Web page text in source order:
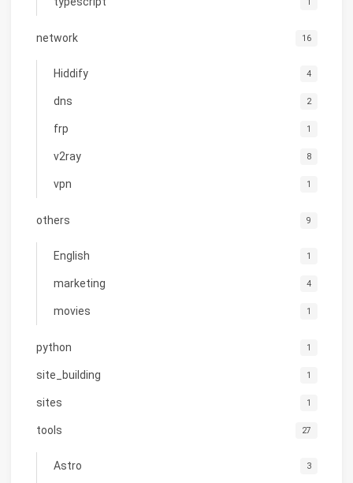
network 16
Hiddify 4
dns 2
frp 1
v2ray 8
vpn 1
others 9
English 1
marketing 4
movies 1
python 1
site_building 1
sites 1
tools 27
Astro 3